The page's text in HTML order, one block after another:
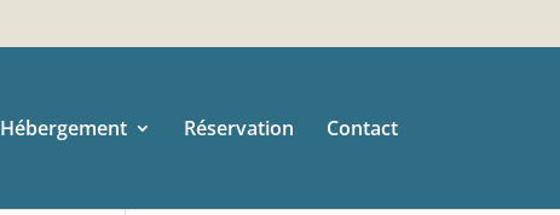
Hébergement Réservation Contact